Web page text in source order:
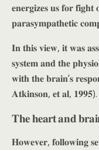
𝐞𝐧𝐞𝐫𝐠𝐢𝐳𝐞𝐬 𝐮𝐬 𝐟𝐨𝐫
𝐩𝐚𝐫𝐚𝐬𝐲𝐦𝐩𝐚𝐭𝐡𝐞𝐭𝐢𝐜
𝐈𝐧 𝐭𝐡𝐢𝐬 𝐯𝐢𝐞𝐰, 𝐢𝐭 𝐰𝐚𝐬
𝐬𝐲𝐬𝐭𝐞𝐦 𝐚𝐧𝐝 𝐭𝐡𝐞
𝐰𝐢𝐭𝐡 𝐭𝐡𝐞 𝐛𝐫𝐚𝐢𝐧’𝐬
𝐀𝐭𝐤𝐢𝐧𝐬𝐨𝐧, 𝐞𝐭 𝐚𝐥, 𝟏𝟗𝟗𝟓).
𝐓𝐡𝐞 𝐡𝐞𝐚𝐫𝐭 𝐚𝐧𝐝
𝐇𝐨𝐰𝐞𝐯𝐞𝐫, 𝐟𝐨𝐥𝐥𝐨𝐰𝐢𝐧𝐠